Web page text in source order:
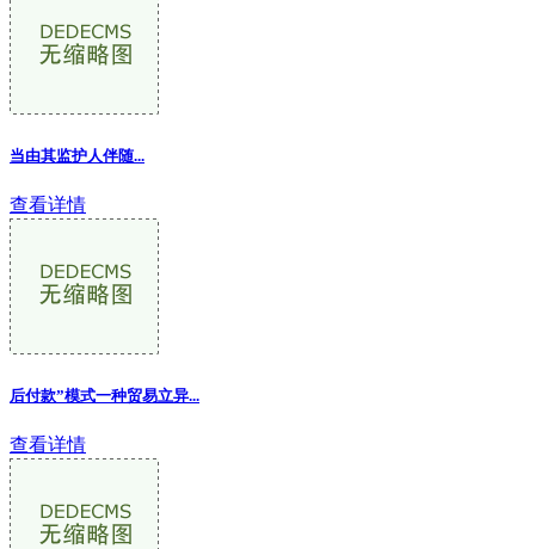
当由其监护人伴随...
查看详情
后付款”模式一种贸易立异...
查看详情